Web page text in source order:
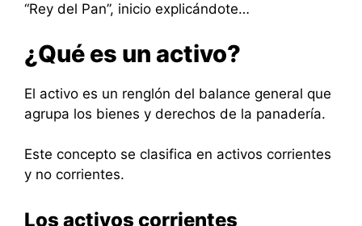
“Rey del Pan”, inicio explicándote…
¿Qué es un activo?
El activo es un renglón del balance general que
agrupa los bienes y derechos de la panadería.
Este concepto se clasifica en activos corrientes
y no corrientes.
Los activos corrientes